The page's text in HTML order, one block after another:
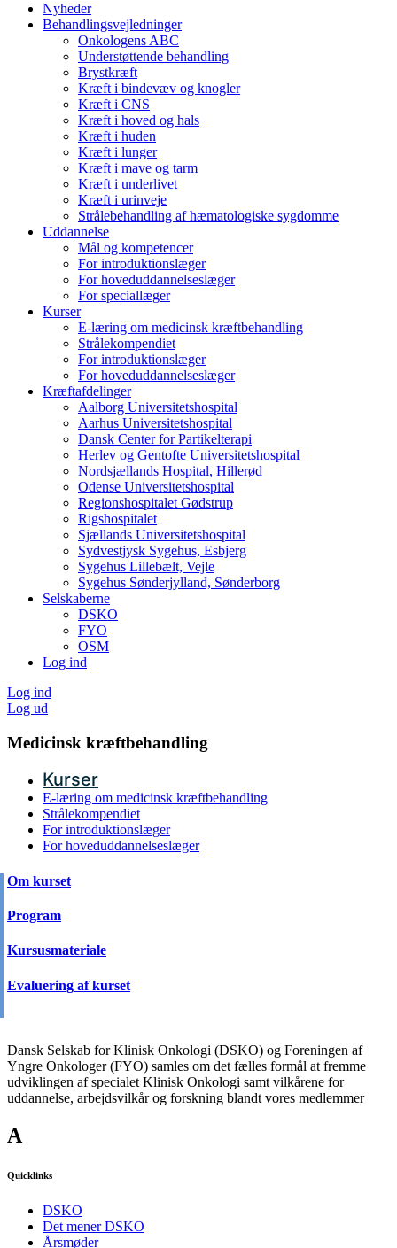
Nyheder
Behandlingsvejledninger
Onkologens ABC
Understøttende behandling
Brystkræft
Kræft i bindevæv og knogler
Kræft i CNS
Kræft i hoved og hals
Kræft i huden
Kræft i lunger
Kræft i mave og tarm
Kræft i underlivet
Kræft i urinveje
Strålebehandling af hæmatologiske sygdomme
Uddannelse
Mål og kompetencer
For introduktionslæger
For hoveduddannelseslæger
For speciallæger
Kurser
E-læring om medicinsk kræftbehandling
Strålekompendiet
For introduktionslæger
For hoveduddannelseslæger
Kræftafdelinger
Aalborg Universitetshospital
Aarhus Universitetshospital
Dansk Center for Partikelterapi
Herlev og Gentofte Universitetshospital
Nordsjællands Hospital, Hillerød
Odense Universitetshospital
Regionshospitalet Gødstrup
Rigshospitalet
Sjællands Universitetshospital
Sydvestjysk Sygehus, Esbjerg
Sygehus Lillebælt, Vejle
Sygehus Sønderjylland, Sønderborg
Selskaberne
DSKO
FYO
OSM
Log ind
Log ind
Log ud
Medicinsk kræftbehandling
Kurser
E-læring om medicinsk kræftbehandling
Strålekompendiet
For introduktionslæger
For hoveduddannelseslæger
Om kurset
Program
Kursusmateriale
Evaluering af kurset
Dansk Selskab for Klinisk Onkologi (DSKO) og Foreningen af
Yngre Onkologer (FYO) samles om det fælles formål at fremme
udviklingen af specialet Klinisk Onkologi samt vilkårene for
uddannelse, arbejdsvilkår og forskning blandt vores medlemmer
A
Quicklinks
DSKO
Det mener DSKO
Årsmøder